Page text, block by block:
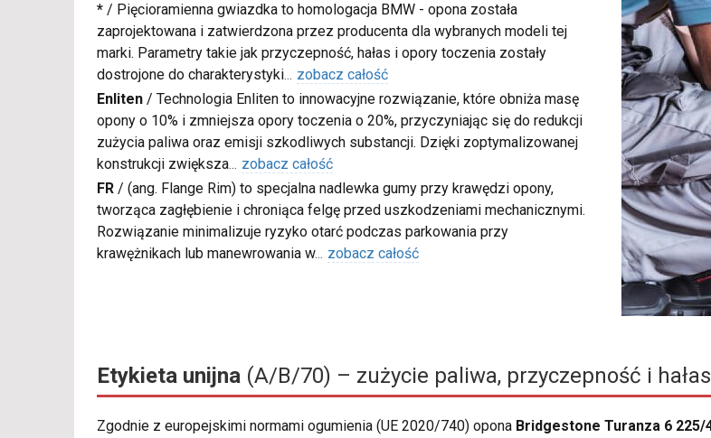
* / Pięcioramienna gwiazdka to homologacja BMW - opona została
zaprojektowana i zatwierdzona przez producenta dla wybranych modeli tej
marki. Parametry takie jak przyczepność, hałas i opory toczenia zostały
dostrojone do charakterystyki... zobacz całość
Enliten / Technologia Enliten to innowacyjne rozwiązanie, które obniża masę
opony o 10% i zmniejsza opory toczenia o 20%, przyczyniając się do redukcji
zużycia paliwa oraz emisji szkodliwych substancji. Dzięki zoptymalizowanej
konstrukcji zwiększa... zobacz całość
FR / (ang. Flange Rim) to specjalna nadlewka gumy przy krawędzi opony,
tworząca zagłębienie i chroniąca felgę przed uszkodzeniami mechanicznymi.
Rozwiązanie minimalizuje ryzyko otarć podczas parkowania przy
krawężnikach lub manewrowania w... zobacz całość
Etykieta unijna (A/B/70) – zużycie paliwa, przyczepność i hałas
Zgodnie z europejskimi normami ogumienia (UE 2020/740) opona Bridgestone Turanza 6 225/